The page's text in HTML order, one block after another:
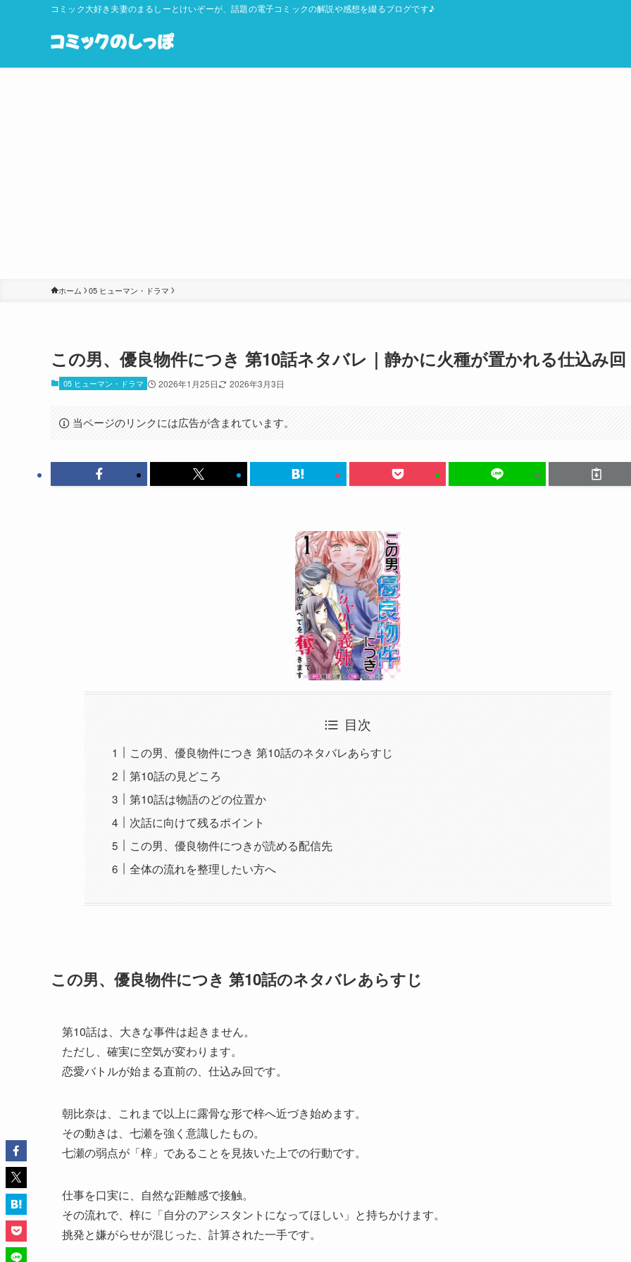
コミック大好き夫妻のまるしーとけいぞーが、話題の電子コミックの解説や感想を綴るブログです♪
ホーム 05 ヒューマン・ドラマ
この男、優良物件につき 第10話ネタバレ｜静かに火種が置かれる仕込み回
05 ヒューマン・ドラマ 2026年1月25日 2026年3月3日
当ページのリンクには広告が含まれています。
目次
この男、優良物件につき 第10話のネタバレあらすじ
第10話の見どころ
第10話は物語のどの位置か
次話に向けて残るポイント
この男、優良物件につきが読める配信先
全体の流れを整理したい方へ
この男、優良物件につき 第10話のネタバレあらすじ
第10話は、大きな事件は起きません。
ただし、確実に空気が変わります。
恋愛バトルが始まる直前の、仕込み回です。
朝比奈は、これまで以上に露骨な形で梓へ近づき始めます。
その動きは、七瀬を強く意識したもの。
七瀬の弱点が「梓」であることを見抜いた上での行動です。
仕事を口実に、自然な距離感で接触。
その流れで、梓に「自分のアシスタントになってほしい」と持ちかけます。
挑発と嫌がらせが混じった、計算された一手です。